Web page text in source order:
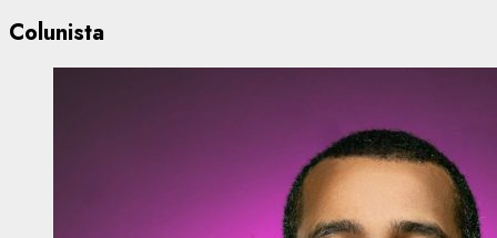
Colunista